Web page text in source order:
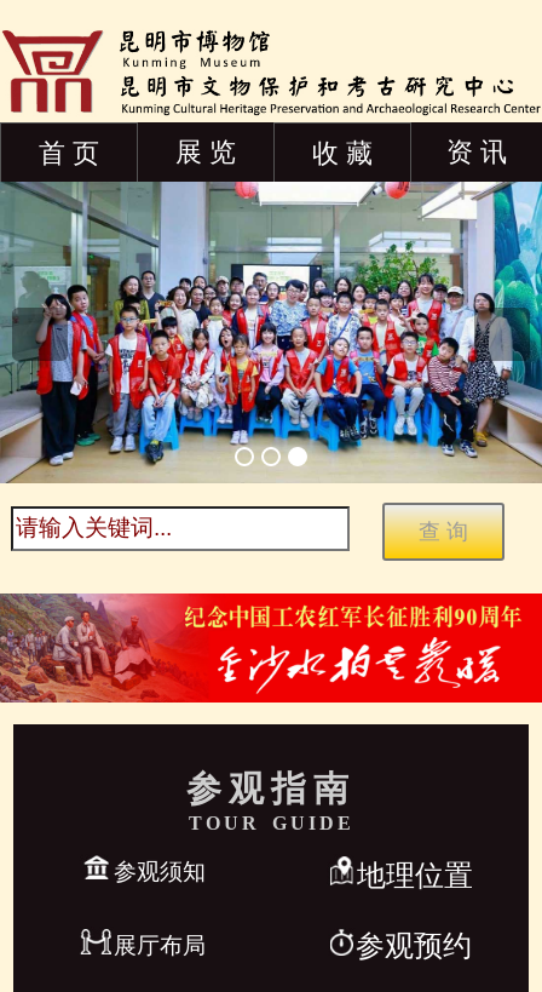
首 页 展 览 收 藏 资 讯
参观指南
TOUR GUIDE
参观须知 地理位置
展厅布局 参观预约